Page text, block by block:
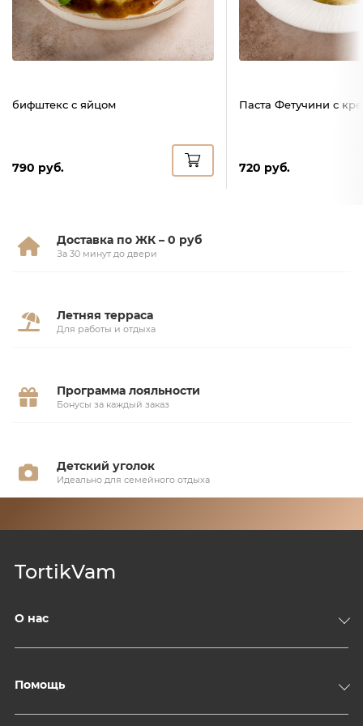
бифштекс с яйцом
790 руб.
Паста Фетучини с
720 руб.
Доставка по ЖК – 0 руб
За 30 минут до двери
Летняя терраса
Для работы и отдыха
Программа лояльности
Бонусы за каждый заказ
Детский уголок
Идеально для семейного отдыха
TortikVam
О нас
Доставка и оплата
Помощь